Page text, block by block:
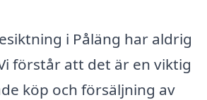
i Påläng har aldrig
förstår att det är en viktig
köp och försäljning av